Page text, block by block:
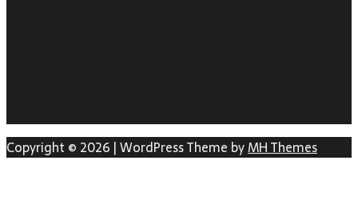
Copyright © 2026 | WordPress Theme byMH Themes